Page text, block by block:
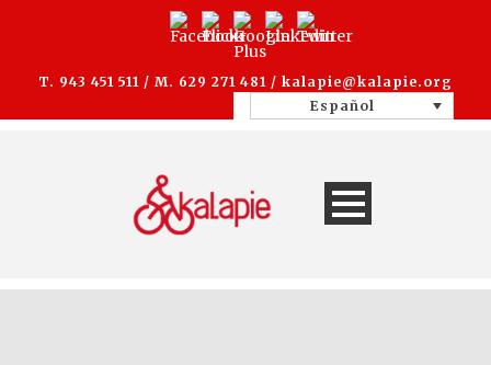
T. 943 451 511 / M. 629 271 481 / kalapie@kalapie.org
Español